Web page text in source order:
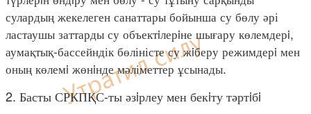
сулардың жекелеген санаттары бойынша су бөлу әрі
ластаушы заттарды су объектiлерiне шығару көлемдерi,
аумақтық-бассейндік бөліністе су жiберу режимдерi мен
оның көлемi жөнiнде мәліметтер ұсынады.
2. Басты СРКПҚС-ты әзiрлеу мен бекiту тәртiбi